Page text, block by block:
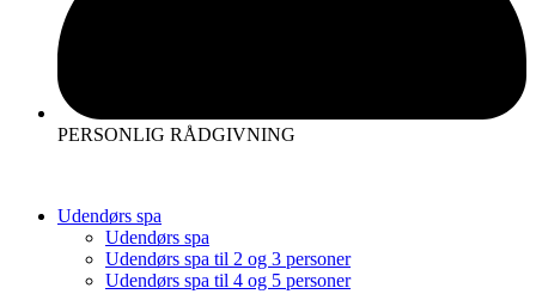
PERSONLIG RÅDGIVNING
Udendørs spa
Udendørs spa
Udendørs spa til 2 og 3 personer
Udendørs spa til 4 og 5 personer